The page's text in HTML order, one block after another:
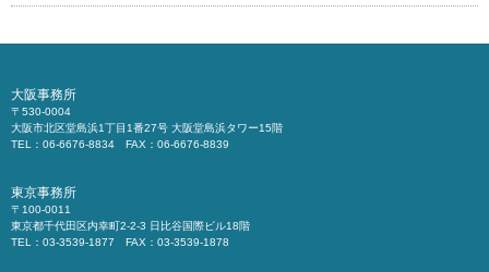
大阪事務所
〒530-0004
大阪市北区堂島浜1丁目1番27号 大阪堂島浜タワー15階
TEL：06-6676-8834 FAX：06-6676-8839
東京事務所
〒100-0011
東京都千代田区内幸町2-2-3 日比谷国際ビル18階
TEL：03-3539-1877 FAX：03-3539-1878